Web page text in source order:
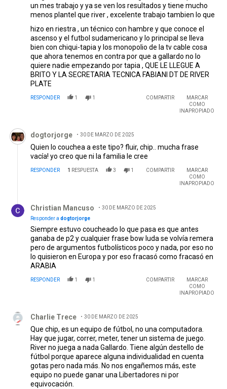
un mes trabajo y ya se ven los resultados y tiene mucho
menos plantel que river , excelente trabajo tambien lo que
hizo en riestra , un técnico con hambre y que conoce el
ascenso y el futbol sudamericano y lo principal se lleva
bien con chiqui-tapia y los monopolio de la tv cable cosa
que ahora tenemos en contra por que a gallardo no lo
quiere nadie empezando por tapia , QUE LE LLEGUE A
BRITO Y LA SECRETARIA TECNICA FABIANI DT DE RIVER
PLATE
RESPONDER 1 1 COMPARTIR
MARCAR
COMO
INAPROPIADO
Comentario de dogtorjorge.
dogtorjorge 30 DE MARZO DE 2025
Quien lo couchea a este tipo? fluir, chip.. mucha frase
vacía! yo creo que ni la familia le cree
RESPONDER 1 RESPUESTA 3 1 COMPARTIR
MARCAR
COMO
INAPROPIADO
Christian Mancuso
30 DE MARZO DE 2025
Responder a dogtorjorge
Siempre estuvo coucheado lo que pasa es que antes
ganaba de p2 y cualquier frase bow luda se volvía remera
pero de argumentos futbolísticos poco y nada, por eso no
lo quisieron en Europa y por eso fracasó como fracasó en
ARABIA
RESPONDER 1 1 COMPARTIR
MARCAR
COMO
INAPROPIADO
Charlie Trece 30 DE MARZO DE 2025
Que chip, es un equipo de fútbol, no una computadora.
Hay que jugar, correr, meter, tener un sistema de juego.
River no juega a nada Gallardo. Tiene algún destello de
fútbol porque aparece alguna individualidad en cuenta
gotas pero nada más. No nos engañemos más, este
equipo no puede ganar una Libertadores ni por
equivocación.